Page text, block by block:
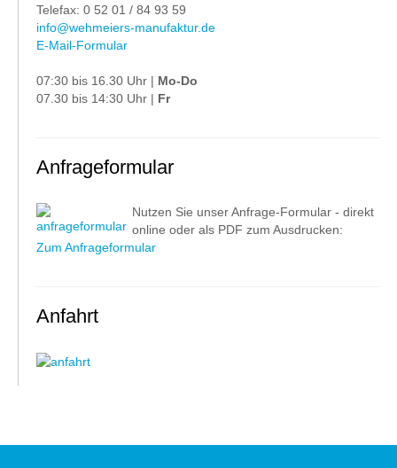
Telefax: 0 52 01 / 84 93 59
info@wehmeiers-manufaktur.de
E-Mail-Formular
07:30 bis 16.30 Uhr | Mo-Do
07.30 bis 14:30 Uhr | Fr
Anfrageformular
Nutzen Sie unser Anfrage-Formular - direkt
online oder als PDF zum Ausdrucken:
Zum Anfrageformular
Anfahrt